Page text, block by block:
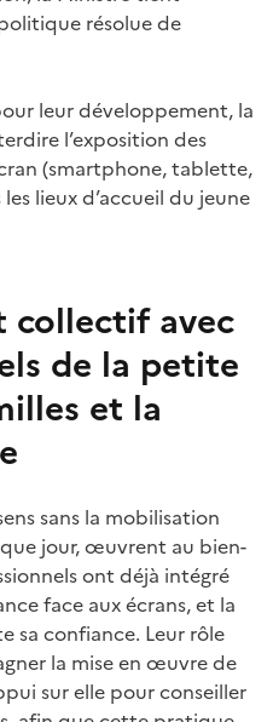
résolue de
leur développement, la
l’exposition des
(smartphone, tablette,
lieux d’accueil du jeune
collectif avec
de la petite
et la
sans la mobilisation
jour, œuvrent au bien-
ont déjà intégré
face aux écrans, et la
sa confiance. Leur rôle
la mise en œuvre de
sur elle pour conseiller